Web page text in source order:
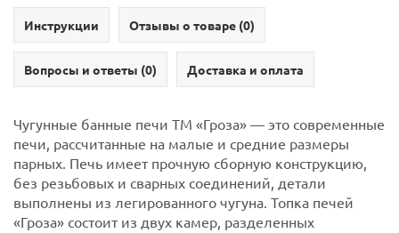
Инструкции Отзывы о товаре (0)
Вопросы и ответы (0) Доставка и оплата
Чугунные банные печи ТМ «Гроза» — это современные
печи, рассчитанные на малые и средние размеры
парных. Печь имеет прочную сборную конструкцию,
без резьбовых и сварных соединений, детали
выполнены из легированного чугуна. Топка печей
«Гроза» состоит из двух камер, разделенных